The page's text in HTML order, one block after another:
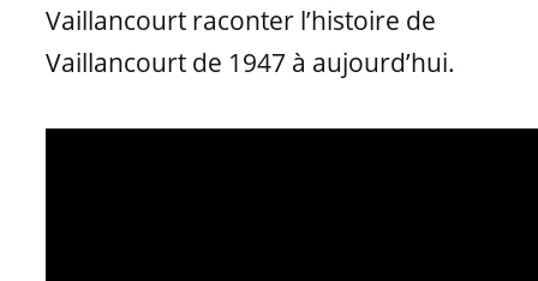
Vaillancourt raconter l’histoire de
Vaillancourt de 1947 à aujourd’hui.